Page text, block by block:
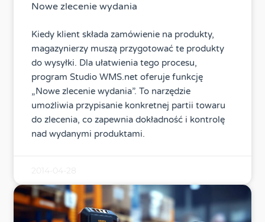
Nowe zlecenie wydania
Kiedy klient składa zamówienie na produkty,
magazynierzy muszą przygotować te produkty
do wysyłki. Dla ułatwienia tego procesu,
program Studio WMS.net oferuje funkcję
„Nowe zlecenie wydania”. To narzędzie
umożliwia przypisanie konkretnej partii towaru
do zlecenia, co zapewnia dokładność i kontrolę
nad wydanymi produktami.